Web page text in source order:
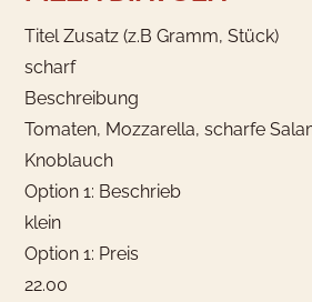
Titel Zusatz (z.B Gramm, Stück)
scharf
Beschreibung
Tomaten, Mozzarella, scharfe
Knoblauch
Option 1: Beschrieb
klein
Option 1: Preis
22.00